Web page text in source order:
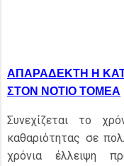
κ.
ΑΠΑΡΑΔΕΚΤΗ Η
ΣΤΟΝ ΝΟΤΙΟ ΤΟΜΕΑ
Συνεχίζεται το
καθαριότητας σε
χρόνια έλλειψη